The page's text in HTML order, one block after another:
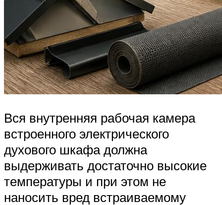
Вся внутренняя рабочая камера
встроенного электрического
духового шкафа должна
выдерживать достаточно высокие
температуры и при этом не
наносить вред встраиваемому